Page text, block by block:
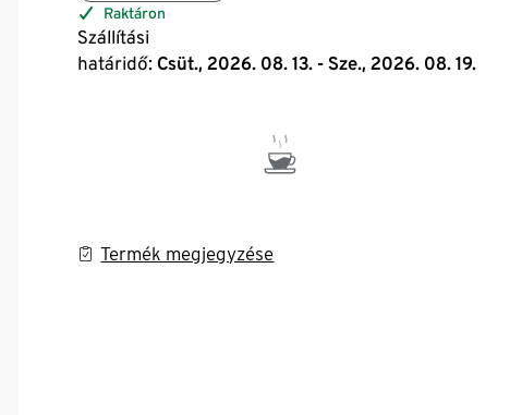
Raktáron
Szállítási
határidő: Csüt., 2026. 08. 13. - Sze., 2026. 08. 19.
Termék megjegyzése